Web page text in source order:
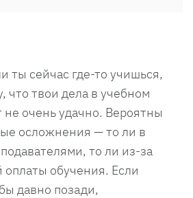
ты сейчас где-то учишься,
что твои дела в учебном
не очень удачно. Вероятны
осложнения — то ли в
то ли из-за
обучения. Если
давно позади,